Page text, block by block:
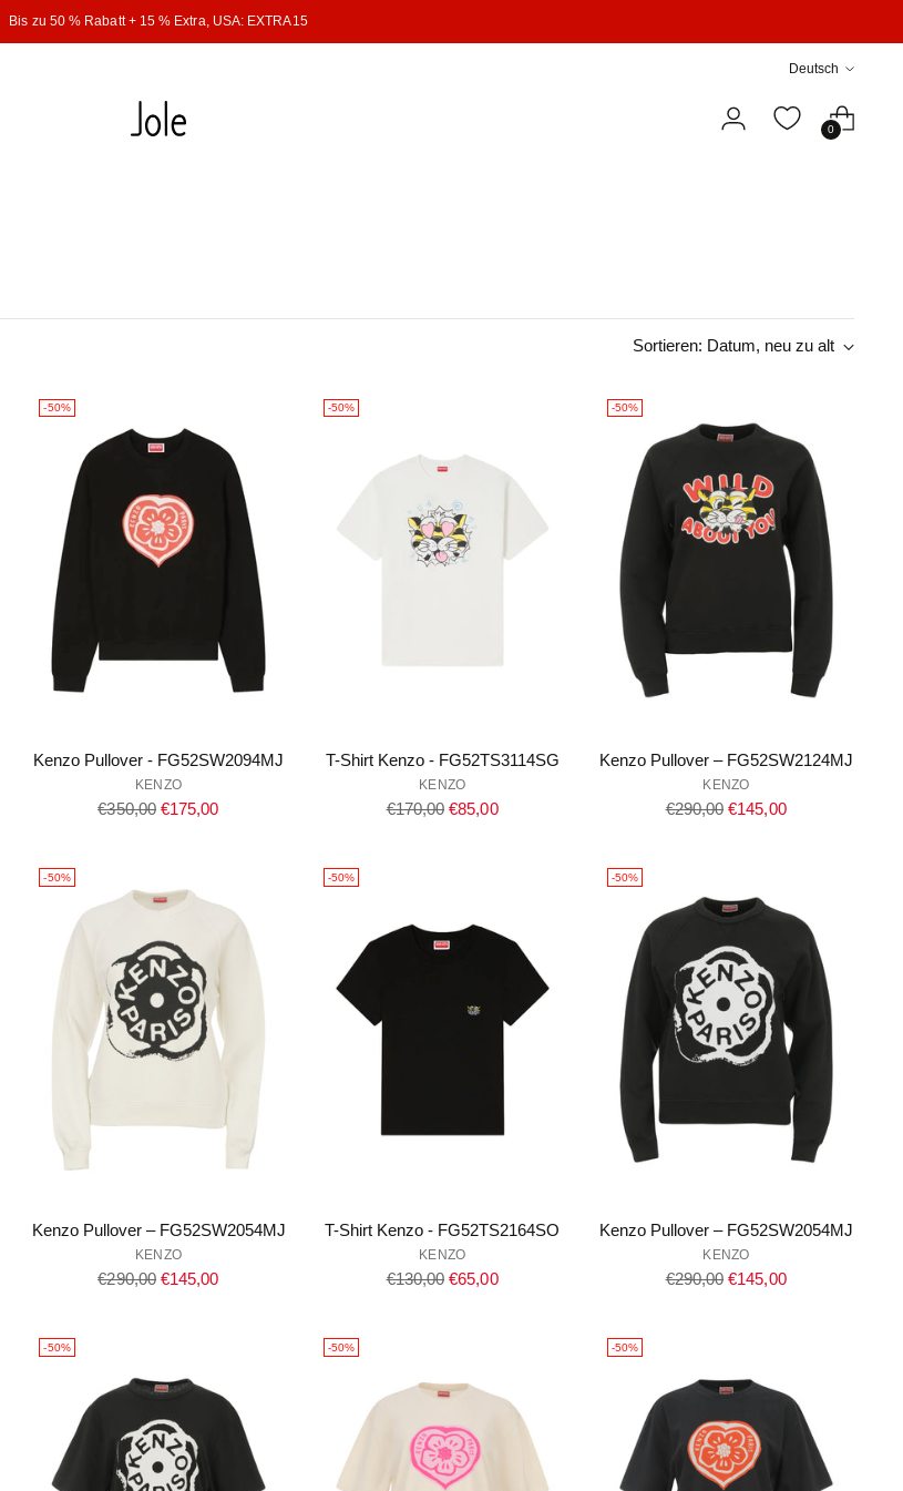
Bis zu 50 % Rabatt + 15 % Extra, USA: EXTRA15
Deutsch
0
Sortieren: Datum, neu zu alt
-50%
Kenzo Pullover - FG52SW2094MJ
KENZO
Regulärer
€350,00 €175,00
-50%
T-Shirt Kenzo - FG52TS3114SG
KENZO
Regulärer
€170,00 €85,00
-50%
Kenzo Pullover – FG52SW2124MJ
KENZO
Regulärer
€290,00 €145,00
-50%
Kenzo Pullover – FG52SW2054MJ
KENZO
Regulärer
€290,00 €145,00
-50%
T-Shirt Kenzo - FG52TS2164SO
KENZO
Regulärer
€130,00 €65,00
-50%
Kenzo Pullover – FG52SW2054MJ
KENZO
Regulärer
€290,00 €145,00
-50% -50% -50%